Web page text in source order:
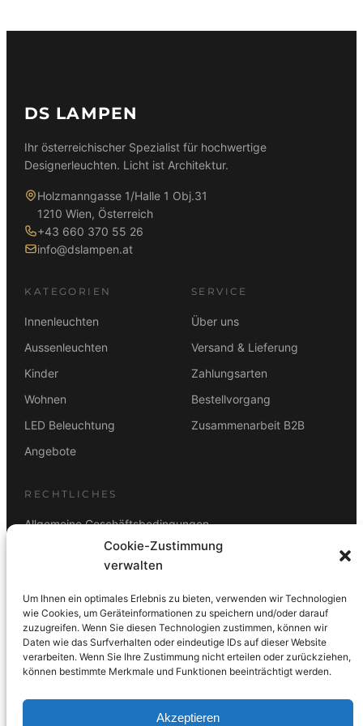
Cookie-Zustimmung
verwalten
Um Ihnen ein optimales Erlebnis zu bieten, verwenden wir Technologien
wie Cookies, um Geräteinformationen zu speichern und/oder darauf
zuzugreifen. Wenn Sie diesen Technologien zustimmen, können wir
Daten wie das Surfverhalten oder eindeutige IDs auf dieser Website
verarbeiten. Wenn Sie Ihre Zustimmung nicht erteilen oder zurückziehen,
können bestimmte Merkmale und Funktionen beeinträchtigt werden.
Akzeptieren
DS LAMPEN
Ihr österreichischer Spezialist für hochwertige
Designerleuchten. Licht ist Architektur.
Holzmanngasse 1/Halle 1 Obj.31
1210 Wien, Österreich
+43 660 370 55 26
info@dslampen.at
KATEGORIEN
Innenleuchten
Aussenleuchten
Kinder
Wohnen
LED Beleuchtung
Angebote
SERVICE
Über uns
Versand & Lieferung
Zahlungsarten
Bestellvorgang
Zusammenarbeit B2B
RECHTLICHES
Allgemeine Geschäftsbedingungen
Rücktrittsbelehrung
ZAHLUNGSARTEN
Vorkasse Visa Mastercard Link PayPal
G-Pay